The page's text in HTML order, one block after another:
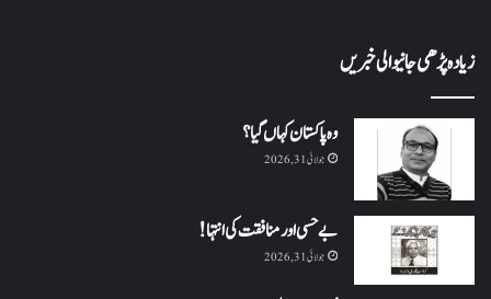
زیادہ پڑھی جانیوالی خبریں
وہ پاکستان کہاں گیا؟
جولائی 31, 2026
بے حسی اور منافقت کی انتہا !
جولائی 31, 2026